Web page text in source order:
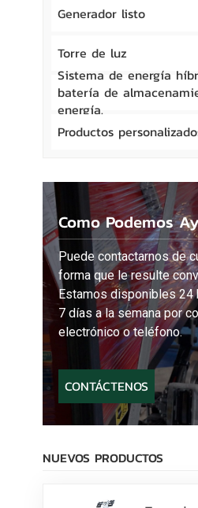
Generador listo
Torre de luz
Sistema de energía
batería de
energía.
Productos
Como Podemos
Puede contactarnos de
forma que le resulte
Estamos disponibles 24
7 días a la semana por
electrónico o teléfono.
CONTÁCTENOS
NUEVOS PRODUCTOS